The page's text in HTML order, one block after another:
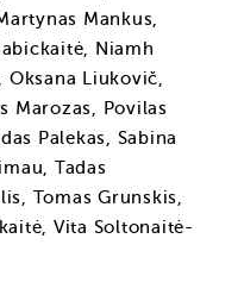
Mankus,
Niamh
Liukovič,
Marozas, Povilas
Palekas, Sabina
Tadas
Tomas Grunskis,
Vita Soltonaitė-